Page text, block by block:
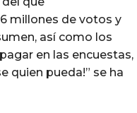
millones de votos y
así como los
en las encuestas,
quien pueda!” se ha